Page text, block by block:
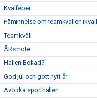
Kvalfeber
Påminnelse om teamkvällen ikväll
Teamkväll
ÅRsmöte
Hallen Bokad?
God jul och gott nytt år
Avboka sporthallen